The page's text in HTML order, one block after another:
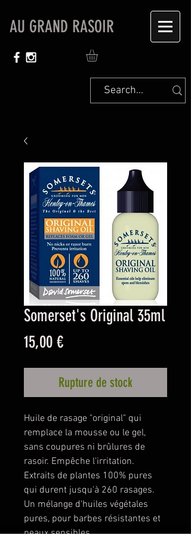
AU GRAND RASOIR
Somerset's Original 35ml
15,00 €Prix
Rupture de stock
Huile de rasage "original" qui
remplace la mousse ou le gel,
sans coupures ni brûlures de
rasoir. Empêche l'irritation.
Extraits de plantes 100% pures
qui durent jusqu'à 260 rasages.
Un mélange d'huiles végétales
pures, pour barbes résistantes et